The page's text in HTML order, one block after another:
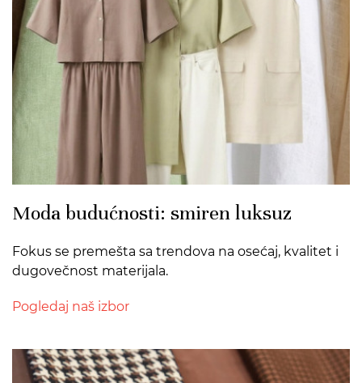
Moda budućnosti: smiren luksuz
Fokus se premešta sa trendova na osećaj, kvalitet i
dugovečnost materijala.
Pogledaj naš izbor